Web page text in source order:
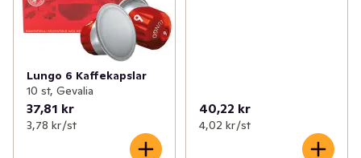
Lungo 6 Kaffekapslar
10 st, Gevalia
37,81 kr
3,78 kr /st
40,22 kr
4,02 kr /st